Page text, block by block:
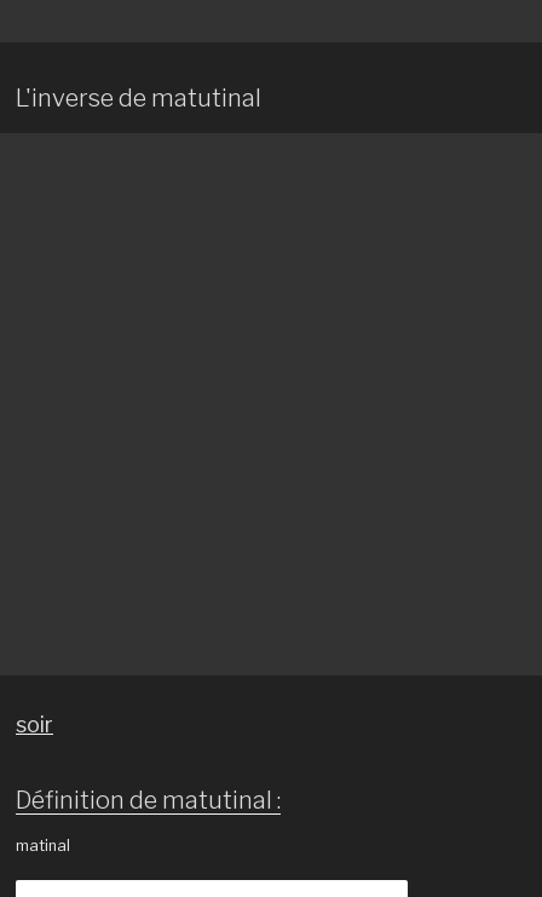
L'inverse de matutinal
soir
Définition de matutinal :
matinal